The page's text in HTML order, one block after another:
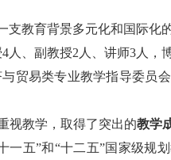
支教育背景多元化和国际化
人、副教授2人、讲师3人，
与贸易类专业教学指导委员
视教学，取得了突出的教学
五”和“十二五”国家级规